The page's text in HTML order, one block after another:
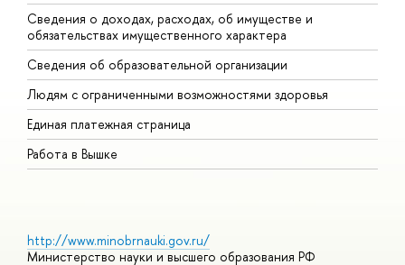
Сведения о доходах, расходах, об имуществе и
обязательствах имущественного характера
Сведения об образовательной организации
Людям с ограниченными возможностями здоровья
Единая платежная страница
Работа в Вышке
http://www.minobrnauki.gov.ru/
Министерство науки и высшего образования РФ